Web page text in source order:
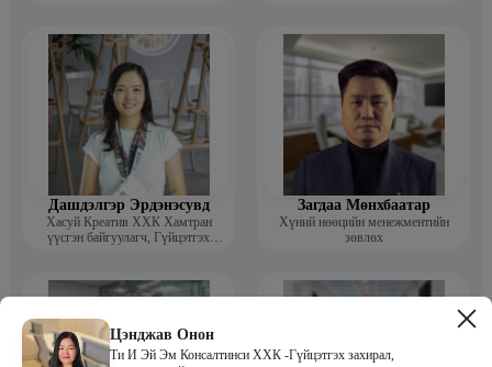
Цэнджав Онон
Ти И Эй Эм Консалтинси ХХК -Гүйцэтгэх захирал,
Дашдэлгэр Эрдэнэсувд
Хасуй Креатив ХХК Хамтран
үүсгэн байгуулагч, Гүйцэтгэх
Загдаа Мөнхбаатар
Хүний нөөцийн менежментийн
зөвлөх